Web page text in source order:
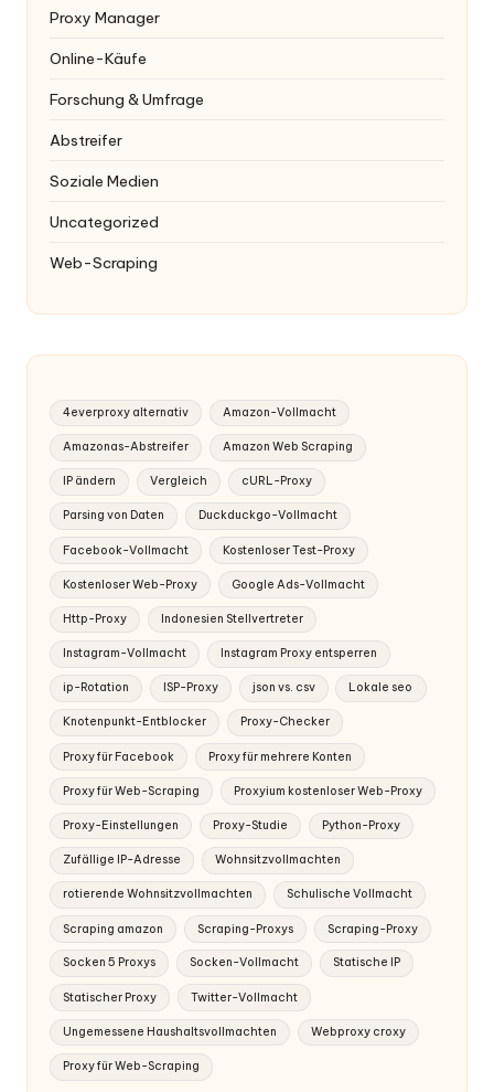
Proxy Manager
Online-Käufe
Forschung & Umfrage
Abstreifer
Soziale Medien
Uncategorized
Web-Scraping
4everproxy alternativ Amazon-Vollmacht
Amazonas-Abstreifer Amazon Web Scraping
IP ändern Vergleich cURL-Proxy
Parsing von Daten Duckduckgo-Vollmacht
Facebook-Vollmacht Kostenloser Test-Proxy
Kostenloser Web-Proxy Google Ads-Vollmacht
Http-Proxy Indonesien Stellvertreter
Instagram-Vollmacht Instagram Proxy entsperren
ip-Rotation ISP-Proxy json vs. csv Lokale seo
Knotenpunkt-Entblocker Proxy-Checker
Proxy für Facebook Proxy für mehrere Konten
Proxy für Web-Scraping Proxyium kostenloser Web-Proxy
Proxy-Einstellungen Proxy-Studie Python-Proxy
Zufällige IP-Adresse Wohnsitzvollmachten
rotierende Wohnsitzvollmachten Schulische Vollmacht
Scraping amazon Scraping-Proxys Scraping-Proxy
Socken 5 Proxys Socken-Vollmacht Statische IP
Statischer Proxy Twitter-Vollmacht
Ungemessene Haushaltsvollmachten Webproxy croxy
Proxy für Web-Scraping